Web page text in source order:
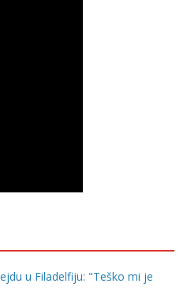
u Filadelfiju: "Teško mi je